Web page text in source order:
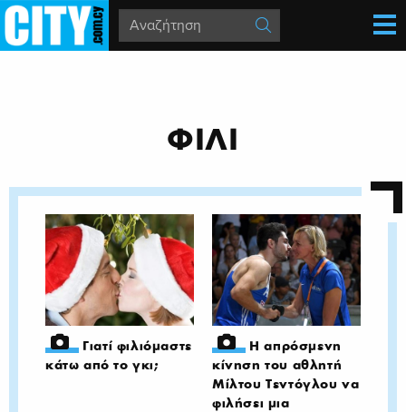
ΦΙΛΙ
Γιατί φιλιόμαστε
κάτω από το γκι;
Η απρόσμενη
κίνηση του αθλητή
Μίλτου Τεντόγλου να
φιλήσει μια